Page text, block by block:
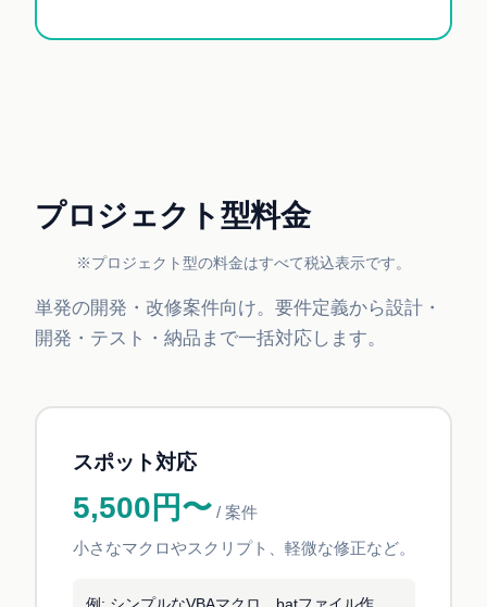
プロジェクト型料金
※プロジェクト型の料金はすべて税込表示です。
単発の開発・改修案件向け。要件定義から設計・
開発・テスト・納品まで一括対応します。
スポット対応
5,500円〜 / 案件
小さなマクロやスクリプト、軽微な修正など。